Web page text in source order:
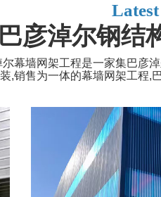
Latest
彦淖尔钢结
尔幕墙网架工程是一家集巴彦
装,销售为一体的幕墙网架工程,